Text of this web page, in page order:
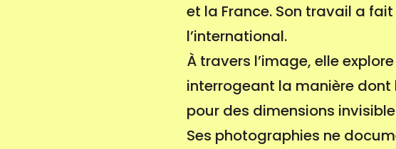
et la France. Son travail a
l’international.
À travers l’image, elle
interrogeant la manière
pour des dimensions
Ses photographies ne